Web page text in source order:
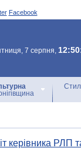
Facebook
7 серпня,
керівника РЛП